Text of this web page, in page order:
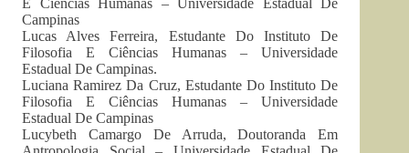
E Ciências Humanas – Universidade Estadual De
Campinas
Lucas Alves Ferreira, Estudante Do Instituto De
Filosofia E Ciências Humanas – Universidade
Estadual De Campinas.
Luciana Ramirez Da Cruz, Estudante Do Instituto De
Filosofia E Ciências Humanas – Universidade
Estadual De Campinas
Lucybeth Camargo De Arruda, Doutoranda Em